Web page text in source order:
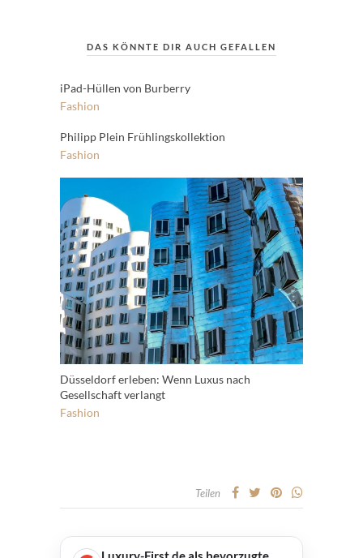
DAS KÖNNTE DIR AUCH GEFALLEN
iPad-Hüllen von Burberry
Fashion
Philipp Plein Frühlingskollektion
Fashion
Düsseldorf erleben: Wenn Luxus nach
Gesellschaft verlangt
Fashion
Teilen